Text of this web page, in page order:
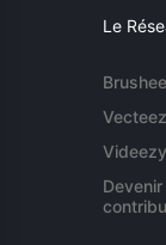
Le
Videezy
Devenir